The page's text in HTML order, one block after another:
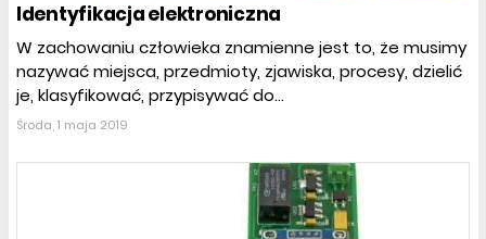
Identyfikacja elektroniczna
W zachowaniu człowieka znamienne jest to, że musimy
nazywać miejsca, przedmioty, zjawiska, procesy, dzielić
je, klasyfikować, przypisywać do...
Środa, 1 maja 2019